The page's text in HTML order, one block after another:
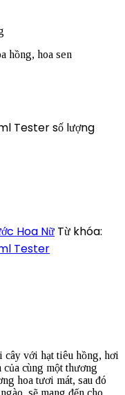
hồng, hoa sen
Tester số lượng
Hoa Nữ Từ khóa:
Tester
cây với hạt tiêu hồng, hơi
cùng một thương
hoa tươi mát, sau đó
sẽ mang đến cho